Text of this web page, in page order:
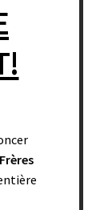
– 10 pqt/bte